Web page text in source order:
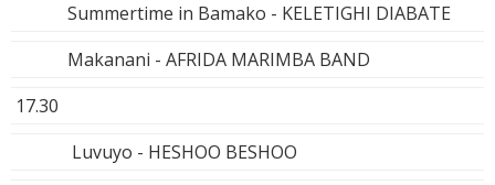
Summertime in Bamako - KELETIGHI DIABATE
Makanani - AFRIDA MARIMBA BAND
17.30
Luvuyo - HESHOO BESHOO